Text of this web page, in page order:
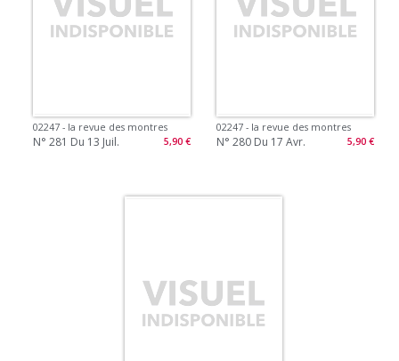
02247 - la revue des montres
N° 281 Du 13 Juil. 5,90 €
02247 - la revue des montres
N° 280 Du 17 Avr. 5,90 €